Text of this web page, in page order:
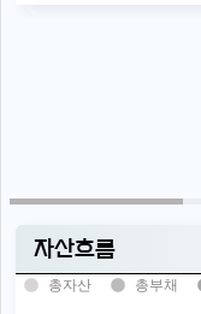
자산흐름
총자산 총부채